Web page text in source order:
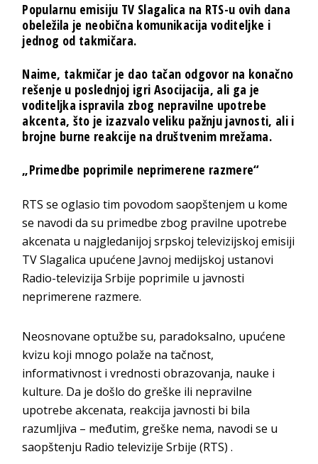
Popularnu emisiju TV Slagalica na RTS-u ovih dana
obeležila je neobična komunikacija voditeljke i
jednog od takmičara.
Naime, takmičar je dao tačan odgovor na konačno
rešenje u poslednjoj igri Asocijacija, ali ga je
voditeljka ispravila zbog nepravilne upotrebe
akcenta, što je izazvalo veliku pažnju javnosti, ali i
brojne burne reakcije na društvenim mrežama.
„Primedbe poprimile neprimerene razmere“
RTS se oglasio tim povodom saopštenjem u kome
se navodi da su primedbe zbog pravilne upotrebe
akcenata u najgledanijoj srpskoj televizijskoj emisiji
TV Slagalica upućene Javnoj medijskoj ustanovi
Radio-televizija Srbije poprimile u javnosti
neprimerene razmere.
Neosnovane optužbe su, paradoksalno, upućene
kvizu koji mnogo polaže na tačnost,
informativnost i vrednosti obrazovanja, nauke i
kulture. Da je došlo do greške ili nepravilne
upotrebe akcenata, reakcija javnosti bi bila
razumljiva – međutim, greške nema, navodi se u
saopštenju Radio televizije Srbije (RTS) .